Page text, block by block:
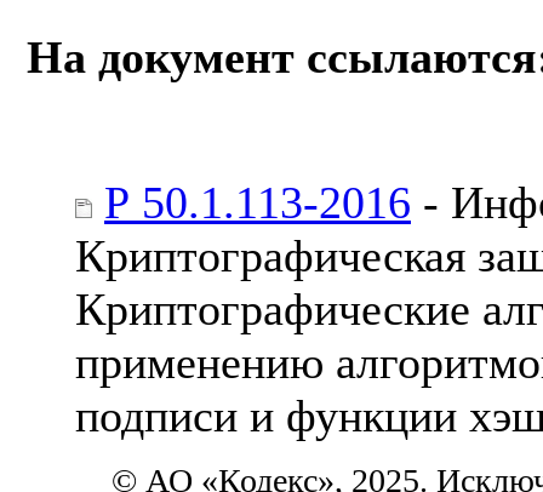
На документ
Р 50.1.113-2016 -
Криптографическая
Криптографические
применению
подписи и функции
© АО «Кодекс», 2025.